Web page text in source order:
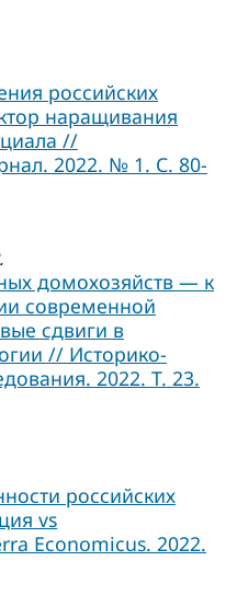
российских
наращивания
//
2022. № 1. С. 80-
домохозяйств — к
современной
сдвиги в
// Историко-
2022. Т. 23.
российских
vs
Economicus. 2022.